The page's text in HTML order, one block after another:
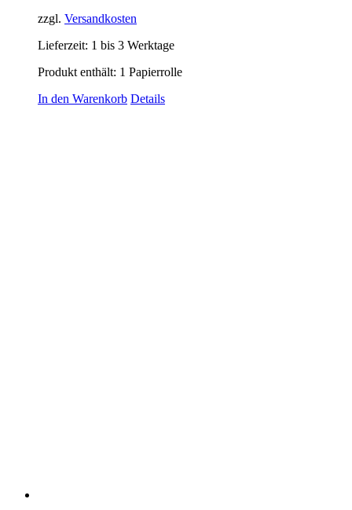
zzgl. Versandkosten
Lieferzeit: 1 bis 3 Werktage
Produkt enthält: 1 Papierrolle
In den Warenkorb Details